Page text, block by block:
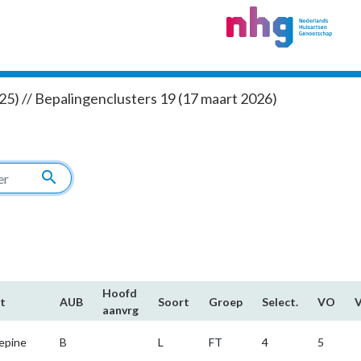
// Bepalingenclusters 19 (17 maart 2026)
search
AUB
Hoofd​
aanvrg
Soort Groep Select. VO
B L FT 4 5